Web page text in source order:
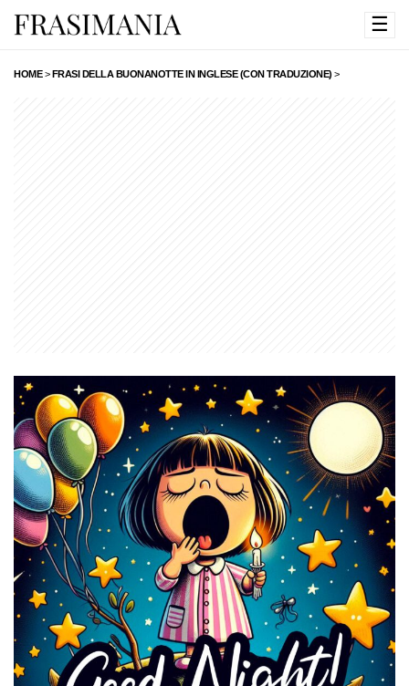
☰
HOME>FRASI DELLA BUONANOTTE IN INGLESE (CON TRADUZIONE) >